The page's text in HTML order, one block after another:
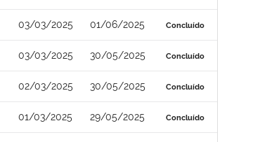
03/03/2025 01/06/2025 Concluído
03/03/2025 30/05/2025 Concluído
02/03/2025 30/05/2025 Concluído
01/03/2025 29/05/2025 Concluído